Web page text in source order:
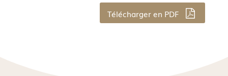
Télécharger en PDF